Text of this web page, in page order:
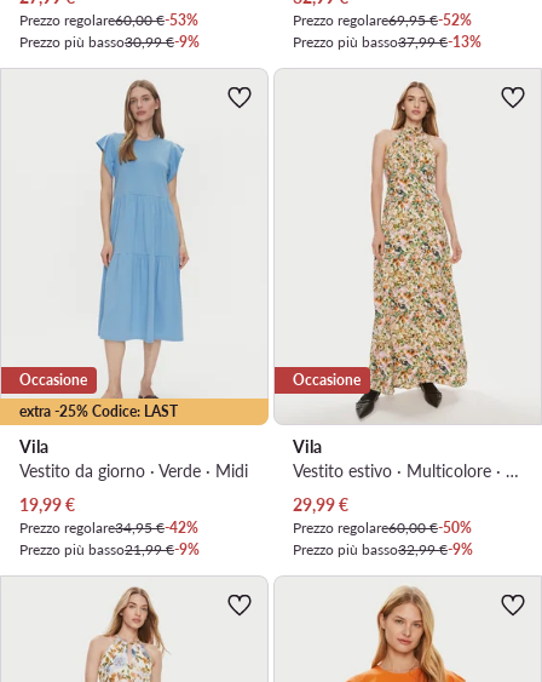
Prezzo regolare60,00 €-53%
Prezzo più basso30,99 €-9%
Prezzo regolare69,95 €-52%
Prezzo più basso37,99 €-13%
extra -25% Codice: LAST
Occasione
Vila
Vestito da giorno · Verde · Midi
Prezzo attuale
19,99€
Prezzo regolare34,95 €-42%
Prezzo più basso21,99 €-9%
Occasione
Vila
Vestito estivo · Multicolore · Maxi
Prezzo attuale
29,99€
Prezzo regolare60,00 €-50%
Prezzo più basso32,99 €-9%